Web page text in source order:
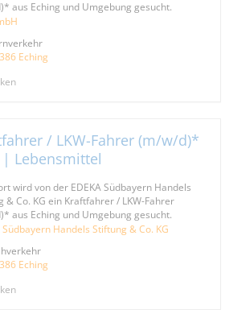
aus Eching und Umgebung gesucht.
Eching
/ LKW-Fahrer (m/w/d)*
| Lebensmittel
wird von der EDEKA Südbayern Handels
& Co. KG ein Kraftfahrer / LKW-Fahrer
aus Eching und Umgebung gesucht.
Südbayern Handels Stiftung & Co. KG
Eching